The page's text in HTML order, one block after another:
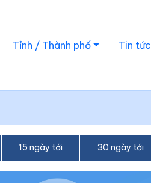
Tỉnh / Thành phố Tin tức
15 ngày tới 30 ngày tới